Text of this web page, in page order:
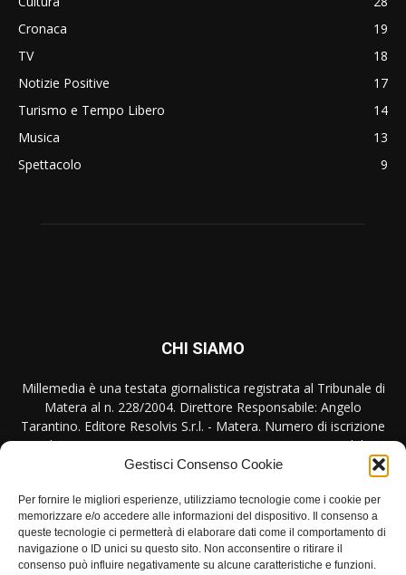
Gestisci Consenso Cookie
Per fornire le migliori esperienze, utilizziamo tecnologie come i cookie per
memorizzare e/o accedere alle informazioni del dispositivo. Il consenso a
queste tecnologie ci permetterà di elaborare dati come il comportamento di
navigazione o ID unici su questo sito. Non acconsentire o ritirare il
consenso può influire negativamente su alcune caratteristiche e funzioni.
Cronaca
19
TV
18
Notizie Positive
17
Turismo e Tempo Libero
14
Musica
13
Spettacolo
9
CHI SIAMO
Millemedia è una testata giornalistica registrata al Tribunale di
Matera al n. 228/2004. Direttore Responsabile: Angelo
Tarantino. Editore Resolvis S.r.l. - Matera. Numero di iscrizione
al ROC Registro Operatori Comunicazione n. 17440 del
31/10/2007
Contattaci:redazione@millemedia.it